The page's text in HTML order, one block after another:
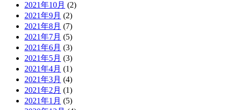
2021年10月 (2)
2021年9月 (2)
2021年8月 (7)
2021年7月 (5)
2021年6月 (3)
2021年5月 (3)
2021年4月 (1)
2021年3月 (4)
2021年2月 (1)
2021年1月 (5)